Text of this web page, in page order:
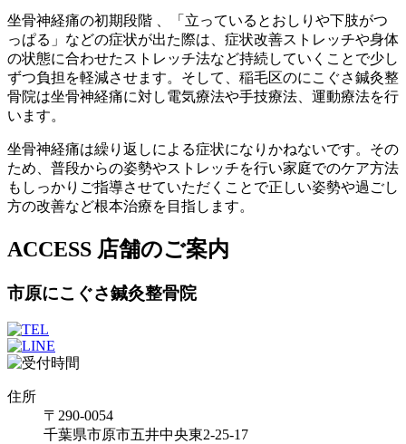
坐骨神経痛の初期段階 、「立っているとおしりや下肢がつ
っぱる」などの症状が出た際は、症状改善ストレッチや身体
の状態に合わせたストレッチ法など持続していくことで少し
ずつ負担を軽減させます。そして、稲毛区のにこぐさ鍼灸整
骨院は坐骨神経痛に対し電気療法や手技療法、運動療法を行
います。
坐骨神経痛は繰り返しによる症状になりかねないです。その
ため、普段からの姿勢やストレッチを行い家庭でのケア方法
もしっかりご指導させていただくことで正しい姿勢や過ごし
方の改善など根本治療を目指します。
ACCESS 店舗のご案内
市原にこぐさ鍼灸整骨院
住所
〒290-0054
千葉県市原市五井中央東2-25-17